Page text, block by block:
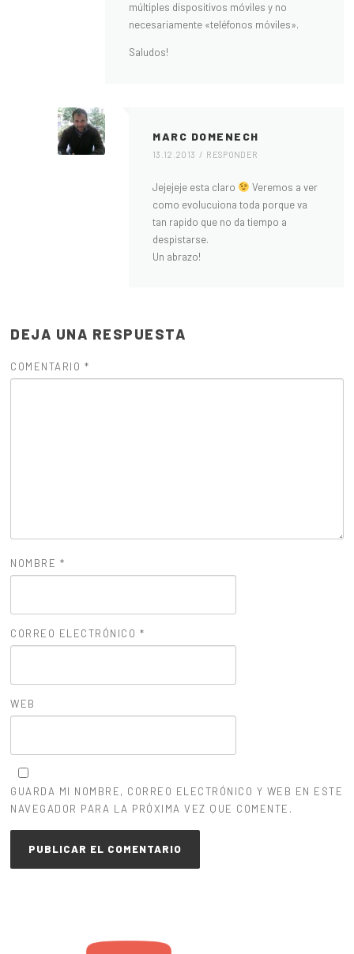
múltiples dispositivos móviles y no
necesariamente «teléfonos móviles».
Saludos!
MARC DOMENECH
13.12.2013 RESPONDER
Jejejeje esta claro
Veremos a ver
como evolucuiona toda porque va
tan rapido que no da tiempo a
despistarse.
Un abrazo!
DEJA UNA RESPUESTA
COMENTARIO *
NOMBRE *
CORREO ELECTRÓNICO *
WEB
GUARDA MI NOMBRE, CORREO ELECTRÓNICO Y WEB EN ESTE
NAVEGADOR PARA LA PRÓXIMA VEZ QUE COMENTE.